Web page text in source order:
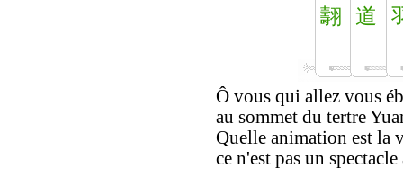
翿
道
Ô vous qui allez vous
au sommet du tertre
Quelle animation est la
ce n'est pas un